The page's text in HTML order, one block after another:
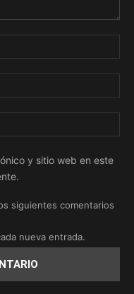
y sitio web en este
siguientes comentarios
nueva entrada.